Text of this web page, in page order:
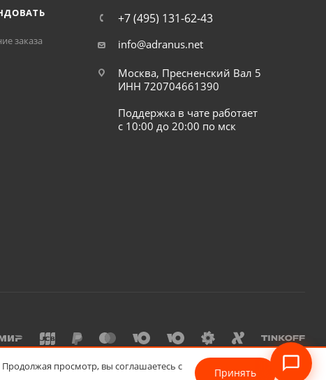
заказа
+7 (495) 131-62-43
info@adranus.net
Москва, Пресненский Вал 5
ИНН 720704661390
Поддержка в чате работает
с 10:00 до 20:00 по мск
просмотр, вы соглашаетесь с
Принять